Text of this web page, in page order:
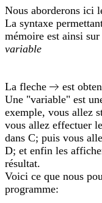
Nous aborderons ici
La syntaxe
mémoire est ainsi
variable
La fleche
est
Une "variable" est
exemple, vous allez
vous allez effectuer
dans C; puis vous
D; et enfin les
résultat.
Voici ce que nous
programme: